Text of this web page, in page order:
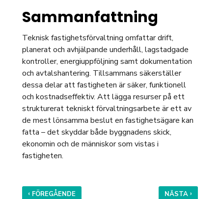
Sammanfattning
Teknisk fastighetsförvaltning omfattar drift,
planerat och avhjälpande underhåll, lagstadgade
kontroller, energiuppföljning samt dokumentation
och avtalshantering. Tillsammans säkerställer
dessa delar att fastigheten är säker, funktionell
och kostnadseffektiv. Att lägga resurser på ett
strukturerat tekniskt förvaltningsarbete är ett av
de mest lönsamma beslut en fastighetsägare kan
fatta – det skyddar både byggnadens skick,
ekonomin och de människor som vistas i
fastigheten.
‹FÖREGÅENDE NÄSTA›